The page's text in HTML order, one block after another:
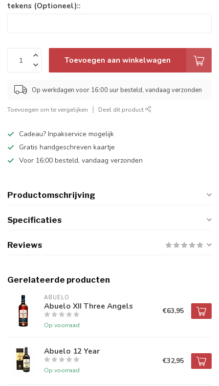
tekens (Optioneel)::
Toevoegen aan winkelwagen
Op werkdagen voor 16:00 uur besteld, vandaag verzonden
Toevoegen om te vergelijken Deel dit product
Cadeau? Inpakservice mogelijk
Gratis handgeschreven kaartje
Voor 16:00 besteld, vandaag verzonden
Productomschrijving
Specificaties
Reviews
Gerelateerde producten
ABUELO
Abuelo XII Three Angels
Op voorraad
€63,95
Abuelo 12 Year
Op voorraad
€32,95